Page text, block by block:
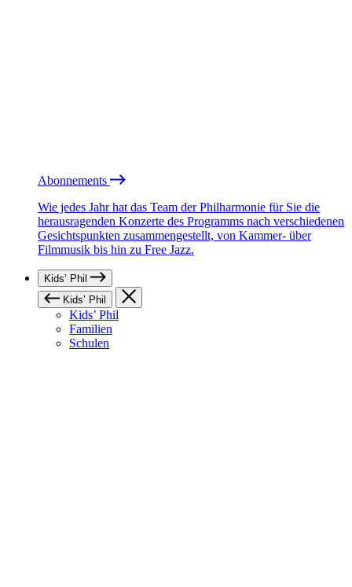
Abonnements
Wie jedes Jahr hat das Team der Philharmonie für Sie die
herausragenden Konzerte des Programms nach verschiedenen
Gesichtspunkten zusammengestellt, von Kammer- über
Filmmusik bis hin zu Free Jazz.
Kids’ Phil
Kids’ Phil
Kids’ Phil
Familien
Schulen